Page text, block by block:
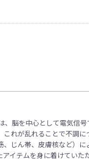
脳を中心として電気信号
れが乱れることで不調に
じん帯、皮膚核など）に
イテムを身に着けていた